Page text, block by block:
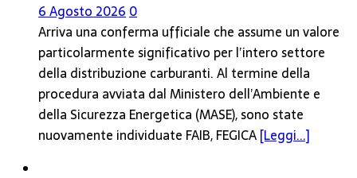
6 Agosto 20260
Arriva una conferma ufficiale che assume un valore
particolarmente significativo per l’intero settore
della distribuzione carburanti. Al termine della
procedura avviata dal Ministero dell’Ambiente e
della Sicurezza Energetica (MASE), sono state
nuovamente individuate FAIB, FEGICA[Leggi...]